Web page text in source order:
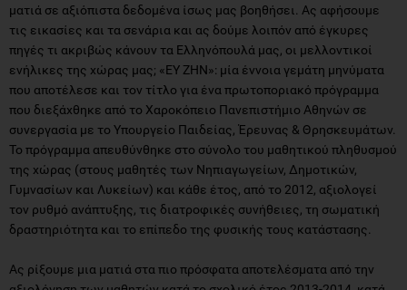
ματιά σε αξιόπιστα δεδομένα ίσως μας βοηθήσει. Ας αφήσουμε
τις εικασίες και τα σενάρια και ας δούμε λοιπόν από έγκυρες
πηγές τι ακριβώς κάνουν τα Ελληνόπουλά μας, οι μελλοντικοί
ενήλικες της χώρας μας; «ΕΥ ΖΗΝ»: μία έννοια γεμάτη μηνύματα
που αποτέλεσε και τον τίτλο για ένα πρωτοποριακό πρόγραμμα
που διεξάχθηκε από το Χαροκόπειο Πανεπιστήμιο Αθηνών σε
συνεργασία με το Υπουργείο Παιδείας, Έρευνας & Θρησκευμάτων.
Το πρόγραμμα απευθύνθηκε στο σύνολο του μαθητικού πληθυσμού
της χώρας (στους μαθητές των Νηπιαγωγείων, Δημοτικών,
Γυμνασίων και Λυκείων) και κάθε έτος, από το 2012, αξιολογεί
τον ρυθμό ανάπτυξης, τις διατροφικές συνήθειες, τη σωματική
δραστηριότητα και το επίπεδο της φυσικής τους κατάστασης.
Ας ρίξουμε μια ματιά στα πιο πρόσφατα αποτελέσματα από την